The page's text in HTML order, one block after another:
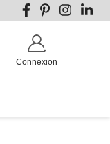
Connexion